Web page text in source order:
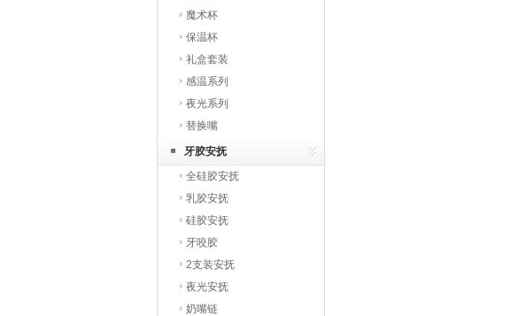
魔术杯
保温杯
礼盒套装
感温系列
夜光系列
替换嘴
牙胶安抚
全硅胶安抚
乳胶安抚
硅胶安抚
牙咬胶
2支装安抚
夜光安抚
奶嘴链